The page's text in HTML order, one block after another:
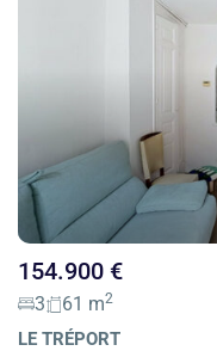
154.900 €
3 61 m2
LE TRÉPORT